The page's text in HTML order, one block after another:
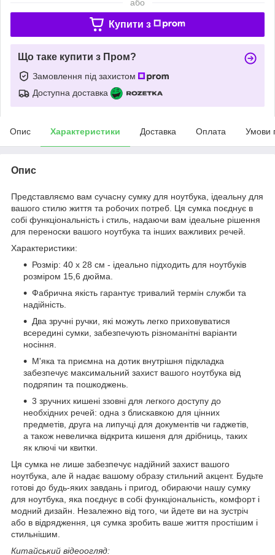
або
Купити з
Що таке купити з Пром?
Замовлення під захистом
Доступна доставка
Опис Характеристики Доставка Оплата Умови
Опис
Представляємо вам сучасну сумку для ноутбука, ідеальну для
вашого стилю життя та робочих потреб. Ця сумка поєднує в
собі функціональність і стиль, надаючи вам ідеальне рішення
для переноски вашого ноутбука та інших важливих речей.
Характеристики:
Розмір: 40 x 28 см - ідеально підходить для ноутбуків
розміром 15,6 дюйма.
Фабрична якість гарантує тривалий термін служби та
надійність.
Два зручні ручки, які можуть легко приховуватися
всередині сумки, забезпечують різноманітні варіанти
носіння.
М'яка та приємна на дотик внутрішня підкладка
забезпечує максимальний захист вашого ноутбука від
подряпин та пошкоджень.
3 зручних кишені ззовні для легкого доступу до
необхідних речей: одна з блискавкою для цінних
предметів, друга на липучці для документів чи гаджетів,
а також невеличка відкрита кишеня для дрібниць, таких
як ключі чи квитки.
Ця сумка не лише забезпечує надійний захист вашого
ноутбука, але й надає вашому образу стильний акцент. Будьте
готові до будь-яких завдань і пригод, обираючи нашу сумку
для ноутбука, яка поєднує в собі функціональність, комфорт і
модний дизайн. Незалежно від того, чи йдете ви на зустріч
або в відрядження, ця сумка зробить ваше життя простішим і
стильнішим.
Китайський відеоогляд: